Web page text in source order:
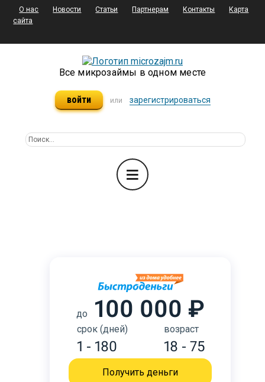
О нас Новости Статьи Партнерам Контакты
Карта
сайта
Все микрозаймы в одном месте
войти или зарегистрироваться
до 100 000 ₽
срок (дней)
1 - 180
возраст
18 - 75
Получить деньги